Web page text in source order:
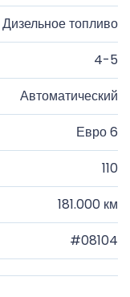
Дизельное топливо
4-5
Автоматический
Евро 6
110
181.000 км
#08104